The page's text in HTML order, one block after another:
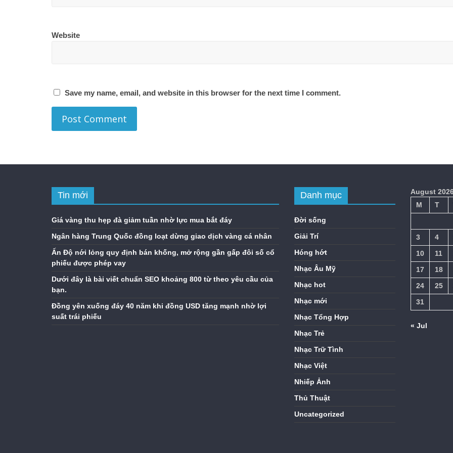
Website
Save my name, email, and website in this browser for the next time I comment.
Tin mới
Giá vàng thu hẹp đà giảm tuần nhờ lực mua bắt đáy
Ngân hàng Trung Quốc đồng loạt dừng giao dịch vàng cá nhân
Ấn Độ nới lỏng quy định bán khống, mở rộng gần gấp đôi số cổ
phiếu được phép vay
Dưới đây là bài viết chuẩn SEO khoảng 800 từ theo yêu cầu của
bạn.
Đồng yên xuống đáy 40 năm khi đồng USD tăng mạnh nhờ lợi
suất trái phiếu
Danh mục
Đời sống
Giải Trí
Hóng hớt
Nhạc Âu Mỹ
Nhạc hot
Nhạc mới
Nhạc Tổng Hợp
Nhạc Trẻ
Nhạc Trữ Tình
Nhạc Việt
Nhiếp Ảnh
Thủ Thuật
Uncategorized
August
M
T
3
4
10
11
17
18
24
25
31
« Jul